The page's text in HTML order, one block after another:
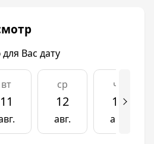
школы
(ребенок потратит
торгово-
супермаркеты и
инфраструктуры,
представить комфортную
продуманы игровые
Вас дату
вт
11
ср
12
авг.
чт
13
авг.